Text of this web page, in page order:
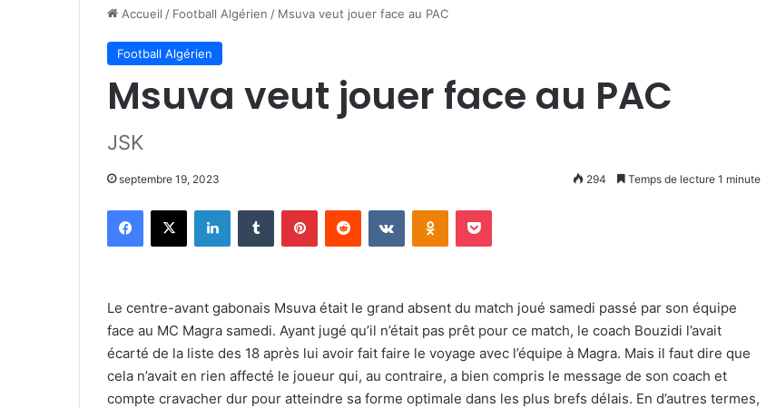
Accueil / Football Algérien / Msuva veut jouer face au PAC
Football Algérien
Msuva veut jouer face au PAC
JSK
septembre 19, 2023 294 Temps de lecture 1 minute
Facebook
X LinkedinTumblr PinterestReddit VKontakteOdnoklassniki
Pocket
Le centre-avant gabonais Msuva était le grand absent du match joué samedi passé par son équipe
face au MC Magra samedi. Ayant jugé qu’il n’était pas prêt pour ce match, le coach Bouzidi l’avait
écarté de la liste des 18 après lui avoir fait faire le voyage avec l’équipe à Magra. Mais il faut dire que
cela n’avait en rien affecté le joueur qui, au contraire, a bien compris le message de son coach et
compte cravacher dur pour atteindre sa forme optimale dans les plus brefs délais. En d’autres termes,